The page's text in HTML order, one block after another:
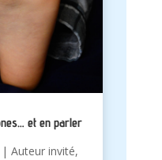
et en parler
| Auteur invité,